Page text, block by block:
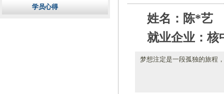
姓名：陈*艺
就业企业：核
梦想注定是一段孤独的旅程
学员心得